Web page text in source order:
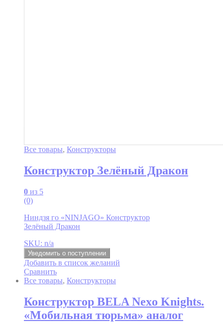
Все товары, Конструкторы
Конструктор Зелёный Дракон
0 из 5
(0)
Ниндзя го «NINJAGO» Конструктор
Зелёный Дракон
SKU: n/a
Уведомить о поступлении
Добавить в список желаний
Сравнить
Все товары, Конструкторы
Конструктор BELA Nexo Knights.
«Мобильная тюрьма» аналог